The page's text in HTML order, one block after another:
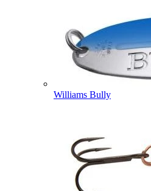
Williams Bully